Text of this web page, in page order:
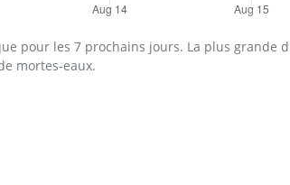
pour les 7 prochains jours. La plus grande
mortes-eaux.